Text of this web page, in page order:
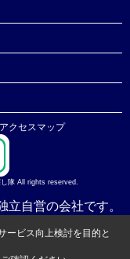
アクセスマップ
隊 All rights reserved.
立自営の会社です。
ービス向上検討を目的と